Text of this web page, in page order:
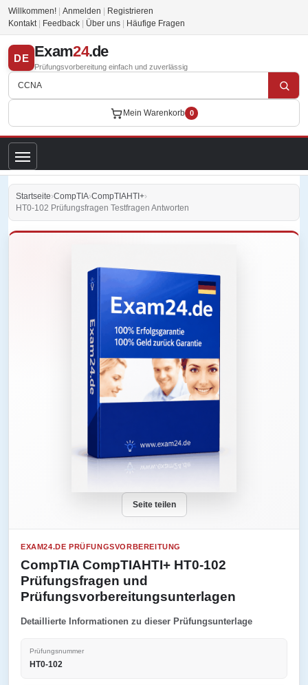
Willkommen! Anmelden
Registrieren
Kontakt
Feedback Über uns Häufige Fragen
DE Exam24.de
Prüfungsvorbereitung einfach und zuverlässig
Mein Warenkorb 0
Startseite›CompTIA›CompTIAHTI+›
HT0-102 Prüfungsfragen Testfragen Antworten
Seite teilen
EXAM24.DE PRÜFUNGSVORBEREITUNG
CompTIA CompTIAHTI+ HT0-102
Prüfungsfragen und
Prüfungsvorbereitungsunterlagen
Detaillierte Informationen zu dieser Prüfungsunterlage
Prüfungsnummer
HT0-102